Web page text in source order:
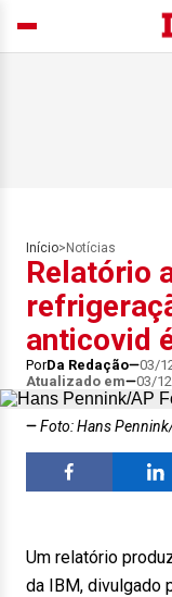
Início> Notícias
Relatório
anticovid
PorDa Redação 03/
Atualizado em
03/
Foto: Hans
Um relatório
da IBM, divulgado